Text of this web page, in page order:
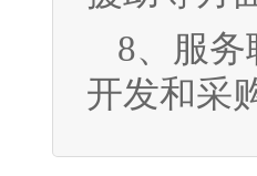
8、服
开发和采